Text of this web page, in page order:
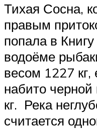
Тихая Сосна,
правым
попала в
водоёме
весом 1227
набито
кг. Река
считается